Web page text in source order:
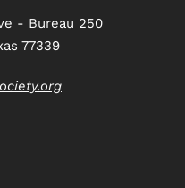
- Bureau 250
77339